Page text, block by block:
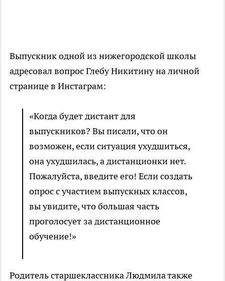
Выпускник одной из нижегородской школы
адресовал вопрос Глебу Никитину на личной
странице в Инстаграм:
«Когда будет дистант для
выпускников? Вы писали, что он
возможен, если ситуация ухудшиться,
она ухудшилась, а дистанционки нет.
Пожалуйста, введите его! Если создать
опрос с участием выпускных классов,
вы увидите, что большая часть
проголосует за дистанционное
обучение!»
Родитель старшеклассника Людмила также